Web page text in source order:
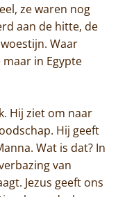
ze waren nog
aan de hitte, de
Waar
in Egypte
Hij ziet om naar
Hij geeft
Wat is dat? In
van
Jezus geeft ons